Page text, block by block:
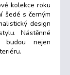
kolekce roku
šedé s černým
design
Nástěnné
budou nejen